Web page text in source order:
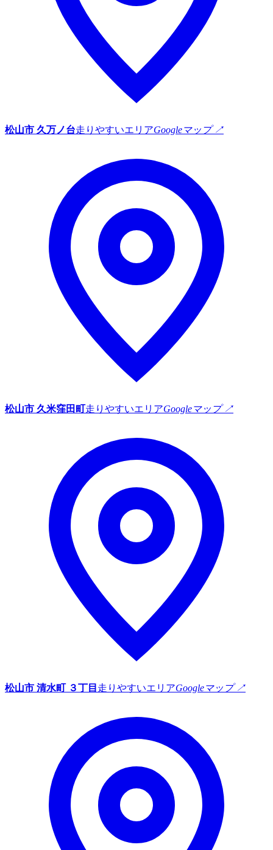
松山市 久万ノ台走りやすいエリアGoogleマップ ↗
松山市 久米窪田町走りやすいエリアGoogleマップ ↗
松山市 清水町 ３丁目 走りやすいエリアGoogleマップ ↗